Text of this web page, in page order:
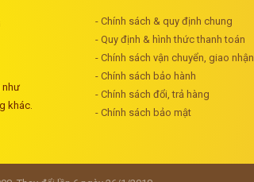
như
khác.
- Chính sách & quy định chung
- Quy định & hình thức thanh toán
- Chính sách vận chuyển, giao nhận
- Chính sách bảo hành
- Chính sách đổi, trả hàng
- Chính sách bảo mật